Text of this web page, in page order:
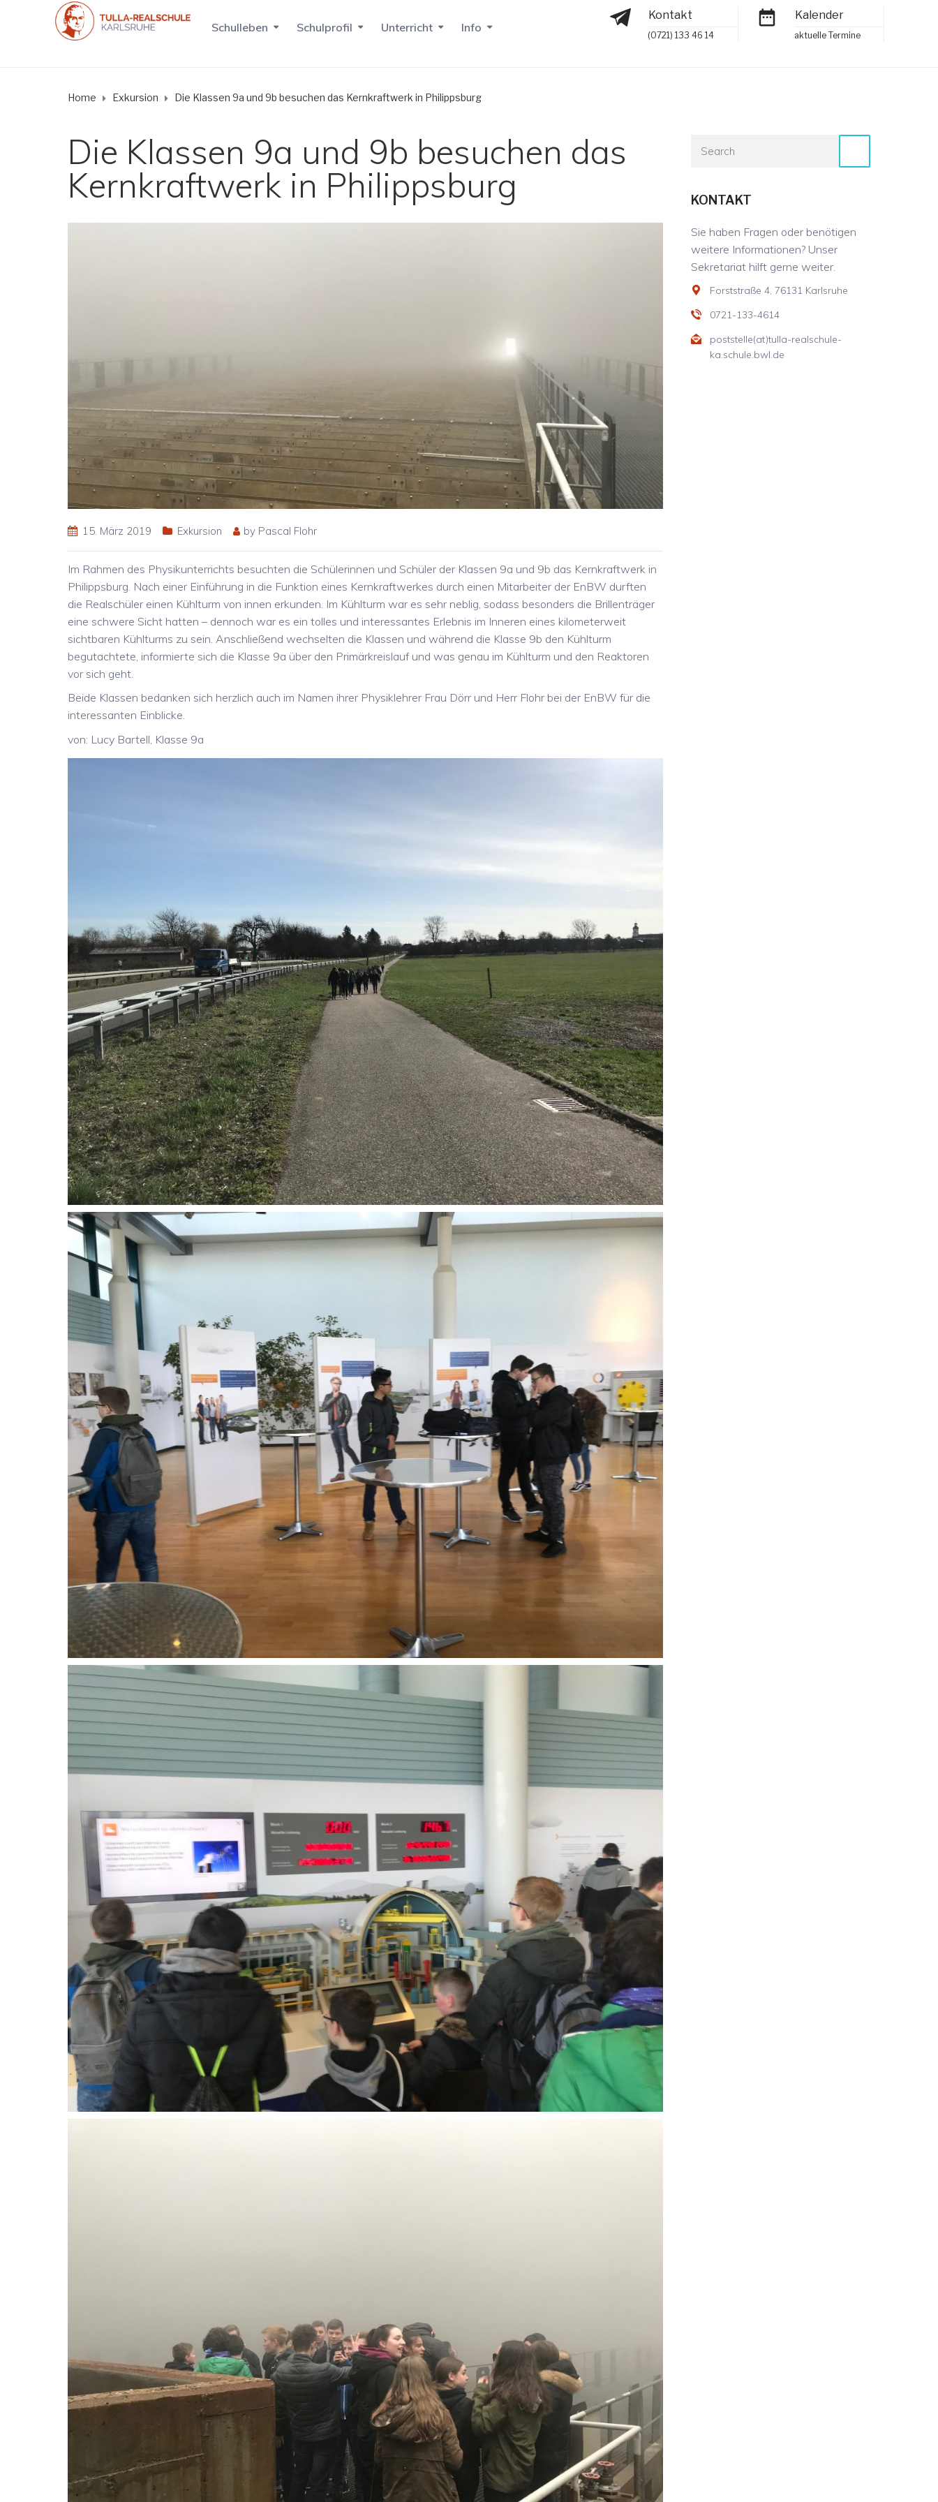
Schulleben Schulprofil Unterricht Info
Kontakt
(0721) 133 46 14
Kalender
aktuelle Termine
Home Exkursion Die Klassen 9a und 9b besuchen das Kernkraftwerk in Philippsburg
Die Klassen 9a und 9b besuchen das
Kernkraftwerk in Philippsburg
15. März 2019 Exkursion by Pascal Flohr
Im Rahmen des Physikunterrichts besuchten die Schülerinnen und Schüler der Klassen 9a und 9b das Kernkraftwerk in
Philippsburg. Nach einer Einführung in die Funktion eines Kernkraftwerkes durch einen Mitarbeiter der EnBW durften
die Realschüler einen Kühlturm von innen erkunden. Im Kühlturm war es sehr neblig, sodass besonders die Brillenträger
eine schwere Sicht hatten – dennoch war es ein tolles und interessantes Erlebnis im Inneren eines kilometerweit
sichtbaren Kühlturms zu sein. Anschließend wechselten die Klassen und während die Klasse 9b den Kühlturm
begutachtete, informierte sich die Klasse 9a über den Primärkreislauf und was genau im Kühlturm und den Reaktoren
vor sich geht.
Beide Klassen bedanken sich herzlich auch im Namen ihrer Physiklehrer Frau Dörr und Herr Flohr bei der EnBW für die
interessanten Einblicke.
von: Lucy Bartell, Klasse 9a
KONTAKT
Sie haben Fragen oder benötigen
weitere Informationen? Unser
Sekretariat hilft gerne weiter.
Forststraße 4, 76131 Karlsruhe
0721-133-4614
poststelle(at)tulla-realschule-
ka.schule.bwl.de